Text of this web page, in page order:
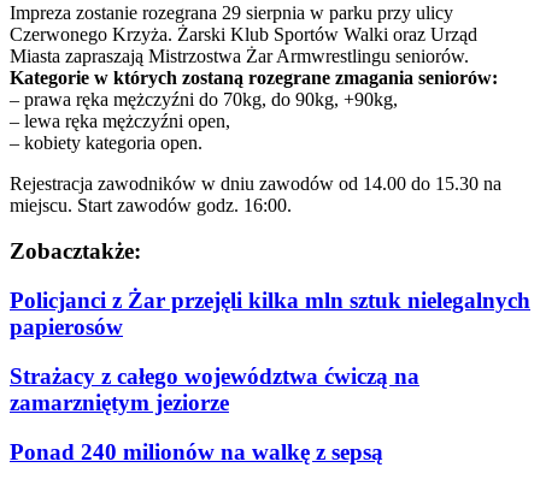
Impreza zostanie rozegrana 29 sierpnia w parku przy ulicy
Czerwonego Krzyża. Żarski Klub Sportów Walki oraz Urząd
Miasta zapraszają Mistrzostwa Żar Armwrestlingu seniorów.
Kategorie w których zostaną rozegrane zmagania seniorów:
– prawa ręka mężczyźni do 70kg, do 90kg, +90kg,
– lewa ręka mężczyźni open,
– kobiety kategoria open.
Rejestracja zawodników w dniu zawodów od 14.00 do 15.30 na
miejscu. Start zawodów godz. 16:00.
Zobacztakże:
Policjanci z Żar przejęli kilka mln sztuk nielegalnych
papierosów
Strażacy z całego województwa ćwiczą na
zamarzniętym jeziorze
Ponad 240 milionów na walkę z sepsą